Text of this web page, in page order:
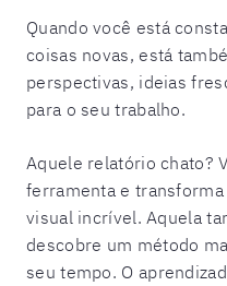
Quando você está
coisas novas, está
perspectivas, ideias
para o seu trabalho.
Aquele relatório chato?
ferramenta e
visual incrível. Aquela
descobre um método
seu tempo. O